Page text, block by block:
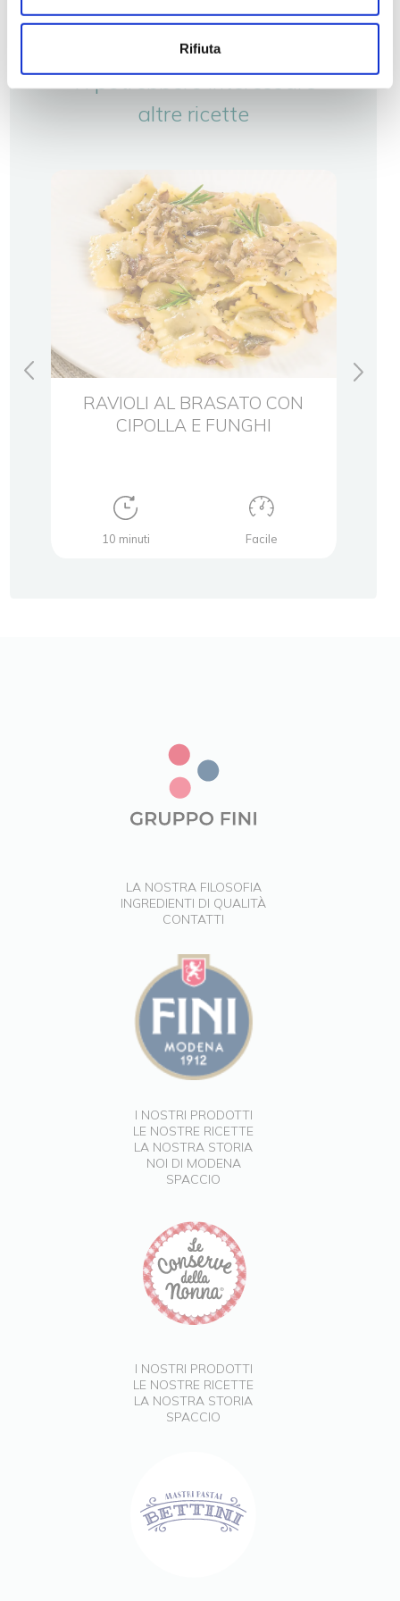
Rifiuta
Ti potrebbero interessare
altre ricette
RAVIOLI AL BRASATO CON
CIPOLLA E FUNGHI
10 minuti Facile
LA NOSTRA FILOSOFIA
INGREDIENTI DI QUALITÀ
CONTATTI
I NOSTRI PRODOTTI
LE NOSTRE RICETTE
LA NOSTRA STORIA
NOI DI MODENA
SPACCIO
I NOSTRI PRODOTTI
LE NOSTRE RICETTE
LA NOSTRA STORIA
SPACCIO